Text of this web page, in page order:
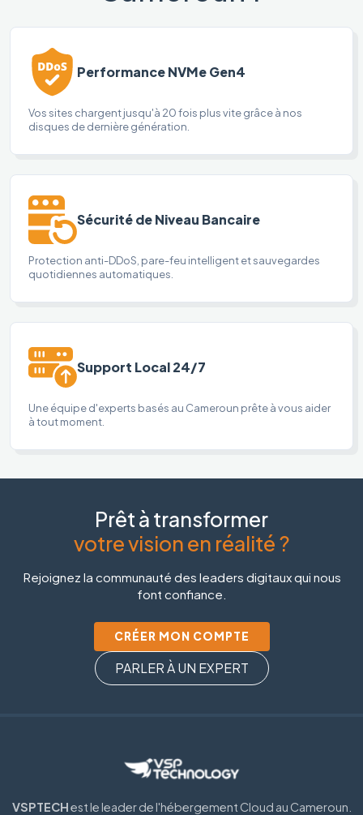
Performance NVMe Gen4
Vos sites chargent jusqu'à 20 fois plus vite grâce à nos
disques de dernière génération.
Sécurité de Niveau Bancaire
Protection anti-DDoS, pare-feu intelligent et sauvegardes
quotidiennes automatiques.
Support Local 24/7
Une équipe d'experts basés au Cameroun prête à vous aider
à tout moment.
Prêt à transformer
votre vision en réalité ?
Rejoignez la communauté des leaders digitaux qui nous
font confiance.
CRÉER MON COMPTE
PARLER À UN EXPERT
VSPTECHest le leader de l'hébergement Cloud au Cameroun.